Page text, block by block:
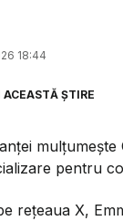
18:44
ȘTIRE
pentru
rețeaua X,